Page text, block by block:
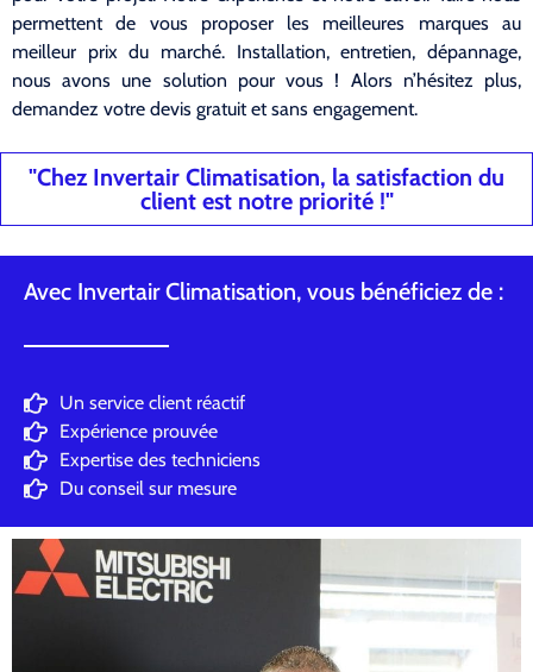
permettent de vous proposer les meilleures marques au
meilleur prix du marché. Installation, entretien, dépannage,
nous avons une solution pour vous ! Alors n’hésitez plus,
demandez votre devis gratuit et sans engagement.
"Chez Invertair Climatisation, la satisfaction du
client est notre priorité !"
Avec Invertair Climatisation, vous bénéficiez de :
Un service client réactif
Expérience prouvée
Expertise des techniciens
Du conseil sur mesure